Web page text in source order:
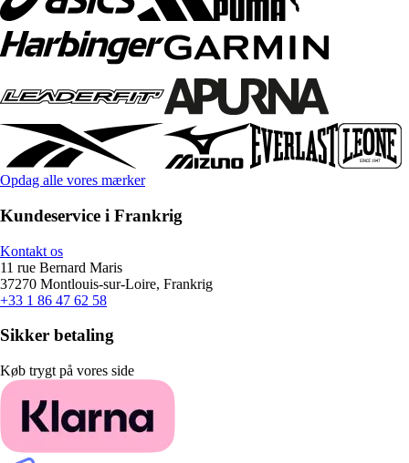
Opdag alle vores mærker
Kundeservice i Frankrig
Kontakt os
11 rue Bernard Maris
37270 Montlouis-sur-Loire, Frankrig
+33 1 86 47 62 58
Sikker betaling
Køb trygt på vores side